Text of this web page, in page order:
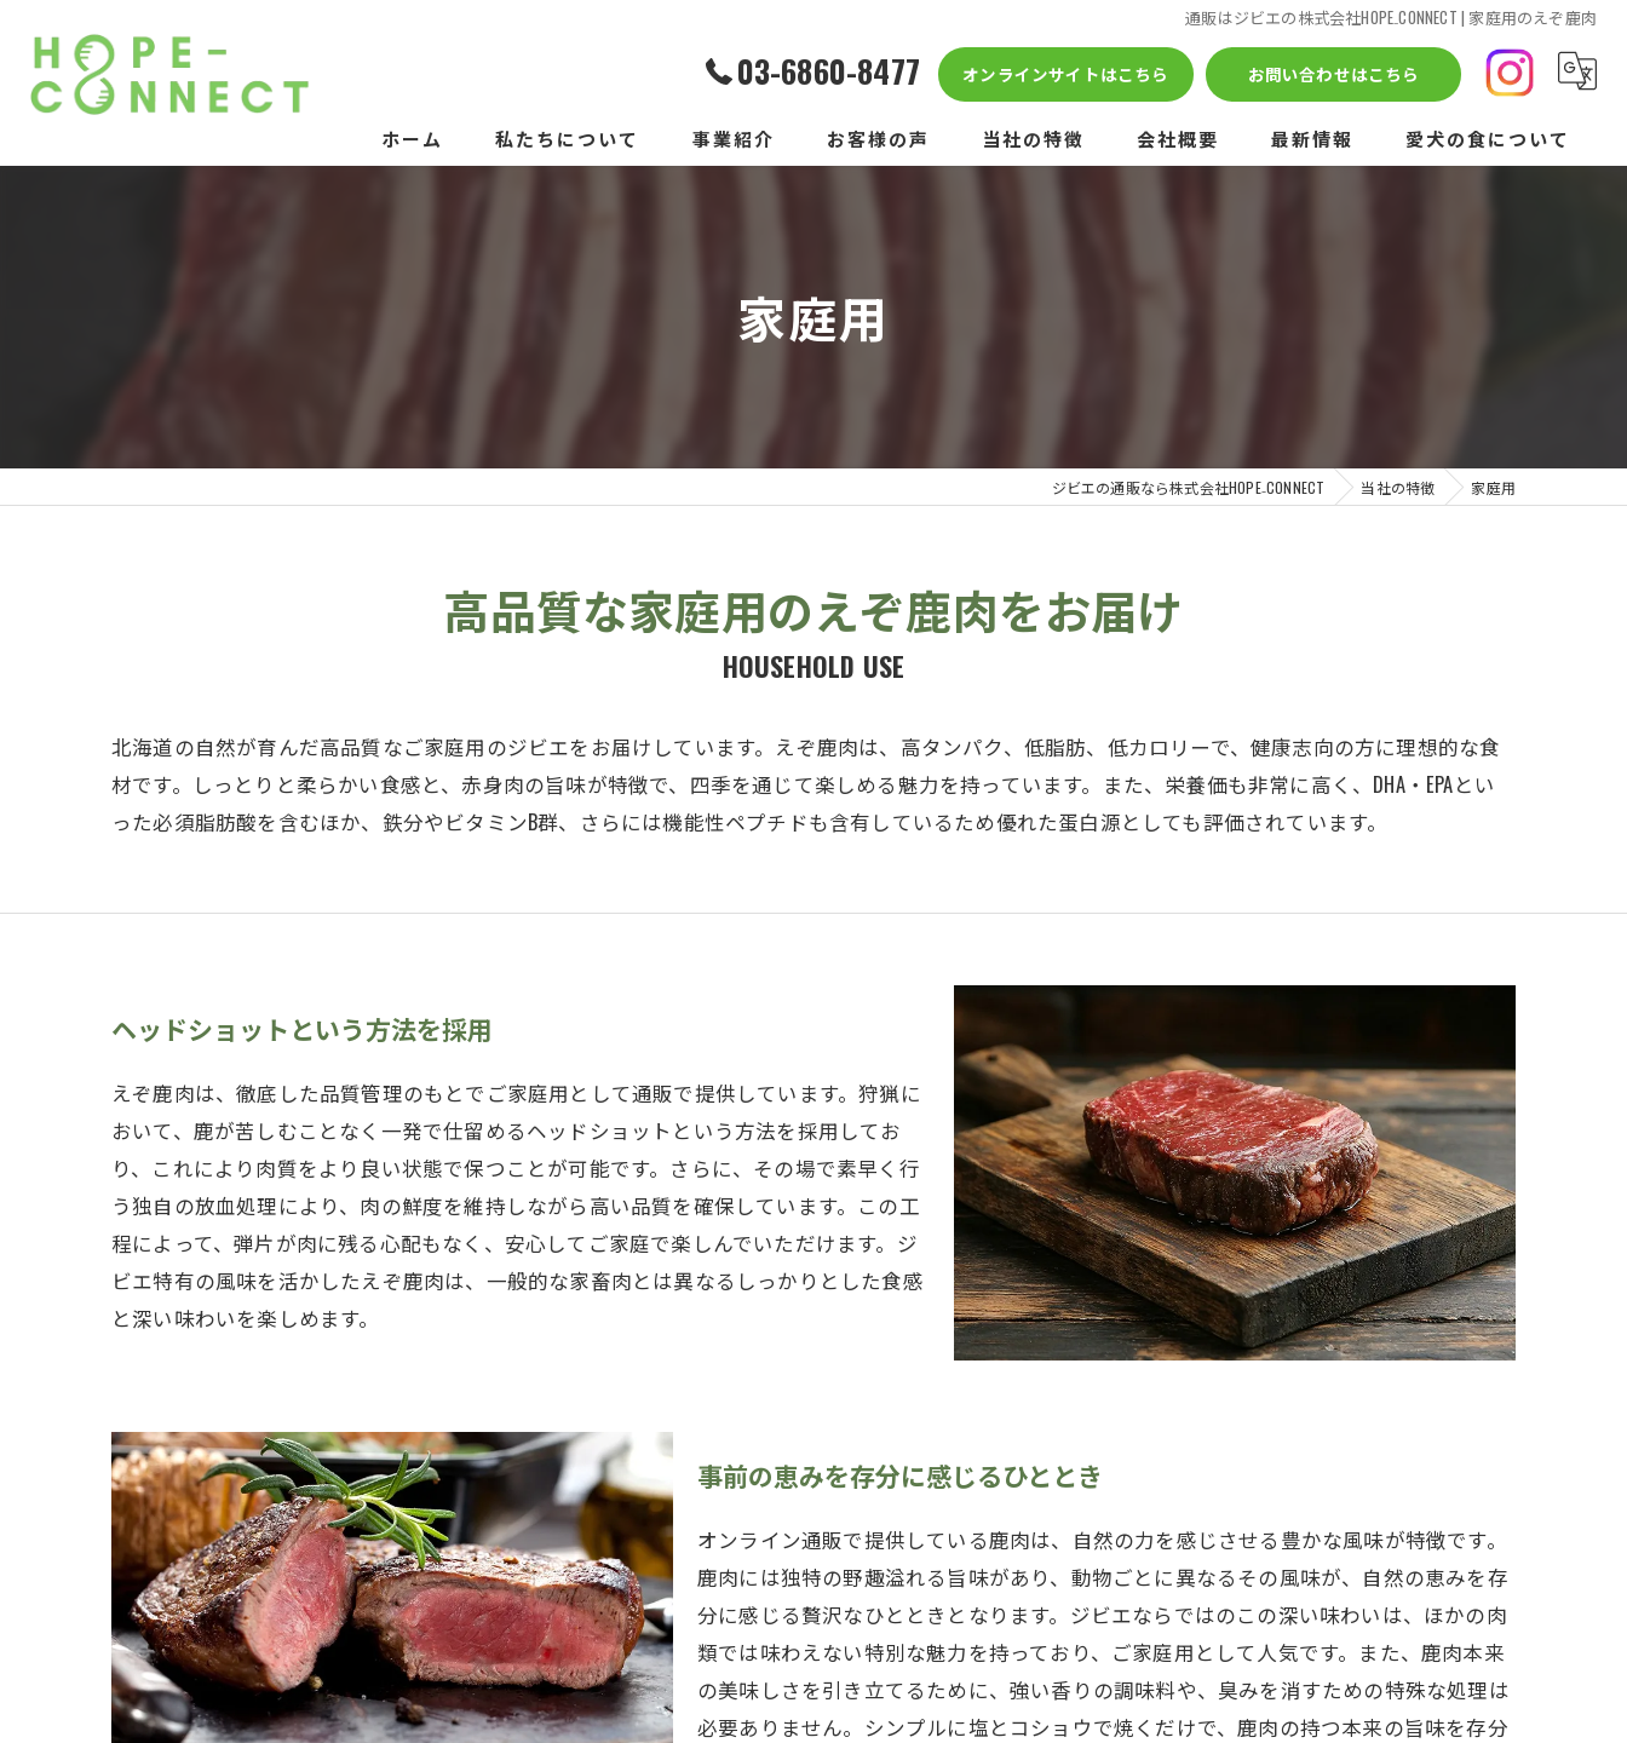
通販はジビエの株式会社HOPE₋CONNECT | 家庭用のえぞ鹿肉
03-6860-8477 オンラインサイトはこちら お問い合わせはこちら
ホーム 私たちについて 事業紹介
「ROKKA FOR DOG」のご案内
お客様の声 当社の特徴 会社概要 最新情報 愛犬の食について
家庭用
ジビエの通販なら株式会社HOPE₋CONNECT 当社の特徴 家庭用
高品質な家庭用のえぞ鹿肉をお届け
HOUSEHOLD USE
北海道の自然が育んだ高品質なご家庭用のジビエをお届けしています。えぞ鹿肉は、高タンパク、低脂肪、低カロリーで、健康志向の方に理想的な食
材です。しっとりと柔らかい食感と、赤身肉の旨味が特徴で、四季を通じて楽しめる魅力を持っています。また、栄養価も非常に高く、DHA・EPAとい
った必須脂肪酸を含むほか、鉄分やビタミンB群、さらには機能性ペプチドも含有しているため優れた蛋白源としても評価されています。
ヘッドショットという方法を採用
えぞ鹿肉は、徹底した品質管理のもとでご家庭用として通販で提供しています。狩猟に
おいて、鹿が苦しむことなく一発で仕留めるヘッドショットという方法を採用してお
り、これにより肉質をより良い状態で保つことが可能です。さらに、その場で素早く行
う独自の放血処理により、肉の鮮度を維持しながら高い品質を確保しています。この工
程によって、弾片が肉に残る心配もなく、安心してご家庭で楽しんでいただけます。ジ
ビエ特有の風味を活かしたえぞ鹿肉は、一般的な家畜肉とは異なるしっかりとした食感
と深い味わいを楽しめます。
事前の恵みを存分に感じるひととき
オンライン通販で提供している鹿肉は、自然の力を感じさせる豊かな風味が特徴です。
鹿肉には独特の野趣溢れる旨味があり、動物ごとに異なるその風味が、自然の恵みを存
分に感じる贅沢なひとときとなります。ジビエならではのこの深い味わいは、ほかの肉
類では味わえない特別な魅力を持っており、ご家庭用として人気です。また、鹿肉本来
の美味しさを引き立てるために、強い香りの調味料や、臭みを消すための特殊な処理は
必要ありません。シンプルに塩とコショウで焼くだけで、鹿肉の持つ本来の旨味を存分